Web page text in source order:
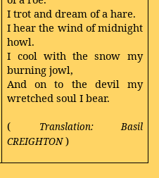
I trot and dream of a hare.
I hear the wind of midnight
howl.
I cool with the snow my
burning jowl,
And on to the devil my
wretched soul I bear.
(
Translation: Basil
CREIGHTON )